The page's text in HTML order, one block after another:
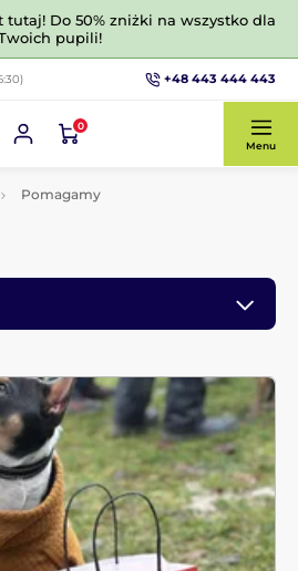
Do 50% zniżki na wszystko dla
pupili!
+48 443 444 443
0
Menu
Pomagamy